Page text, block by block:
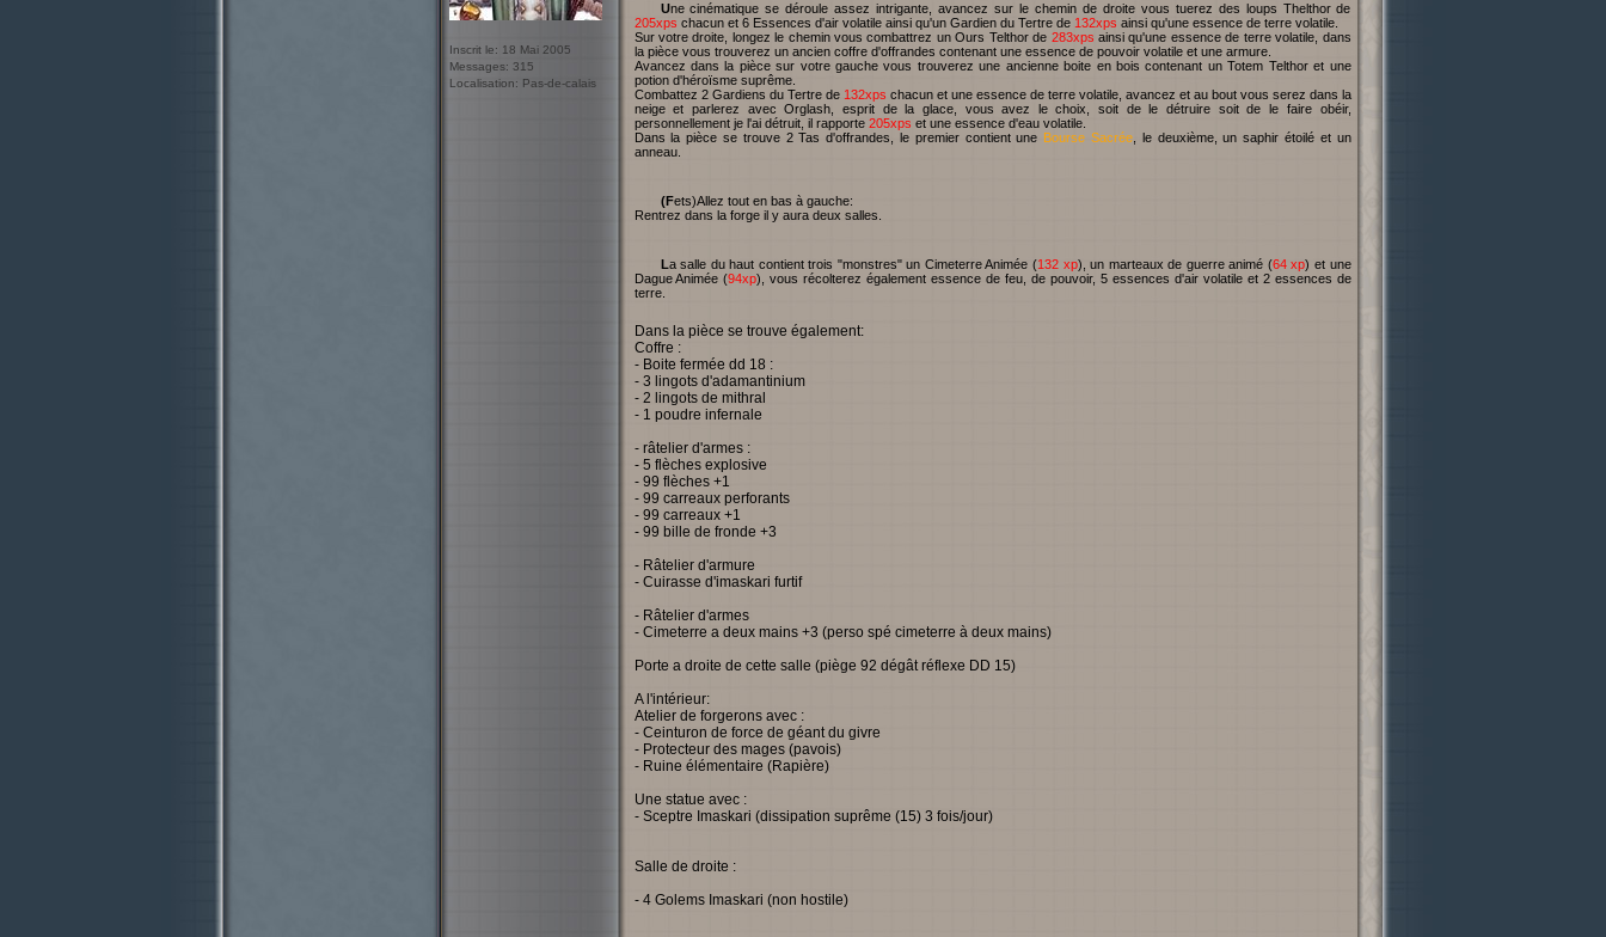
Inscrit le: 18 Mai 2005
Messages: 315
Localisation: Pas-de-calais
Une cinématique se déroule assez intrigante, avancez sur le chemin de droite vous tuerez des loups Thelthor de
205xps chacun et 6 Essences d'air volatile ainsi qu'un Gardien du Tertre de 132xps ainsi qu'une essence de terre volatile.
Sur votre droite, longez le chemin vous combattrez un Ours Telthor de 283xps ainsi qu'une essence de terre volatile, dans
la pièce vous trouverez un ancien coffre d'offrandes contenant une essence de pouvoir volatile et une armure.
Avancez dans la pièce sur votre gauche vous trouverez une ancienne boite en bois contenant un Totem Telthor et une
potion d'héroïsme suprême.
Combattez 2 Gardiens du Tertre de 132xps chacun et une essence de terre volatile, avancez et au bout vous serez dans la
neige et parlerez avec Orglash, esprit de la glace, vous avez le choix, soit de le détruire soit de le faire obéir,
personnellement je l'ai détruit, il rapporte 205xps et une essence d'eau volatile.
Dans la pièce se trouve 2 Tas d'offrandes, le premier contient une Bourse Sacrée, le deuxième, un saphir étoilé et un
anneau.
(Fets)Allez tout en bas à gauche:
Rentrez dans la forge il y aura deux salles.
La salle du haut contient trois "monstres" un Cimeterre Animée (132 xp), un marteaux de guerre animé (64 xp) et une
Dague Animée (94xp), vous récolterez également essence de feu, de pouvoir, 5 essences d'air volatile et 2 essences de
terre.
Dans la pièce se trouve également:
Coffre :
- Boite fermée dd 18 :
- 3 lingots d'adamantinium
- 2 lingots de mithral
- 1 poudre infernale
- râtelier d'armes :
- 5 flèches explosive
- 99 flèches +1
- 99 carreaux perforants
- 99 carreaux +1
- 99 bille de fronde +3
- Râtelier d'armure
- Cuirasse d'imaskari furtif
- Râtelier d'armes
- Cimeterre a deux mains +3 (perso spé cimeterre à deux mains)
Porte a droite de cette salle (piège 92 dégât réflexe DD 15)
A l'intérieur:
Atelier de forgerons avec :
- Ceinturon de force de géant du givre
- Protecteur des mages (pavois)
- Ruine élémentaire (Rapière)
Une statue avec :
- Sceptre Imaskari (dissipation suprême (15) 3 fois/jour)
Salle de droite :
- 4 Golems Imaskari (non hostile)